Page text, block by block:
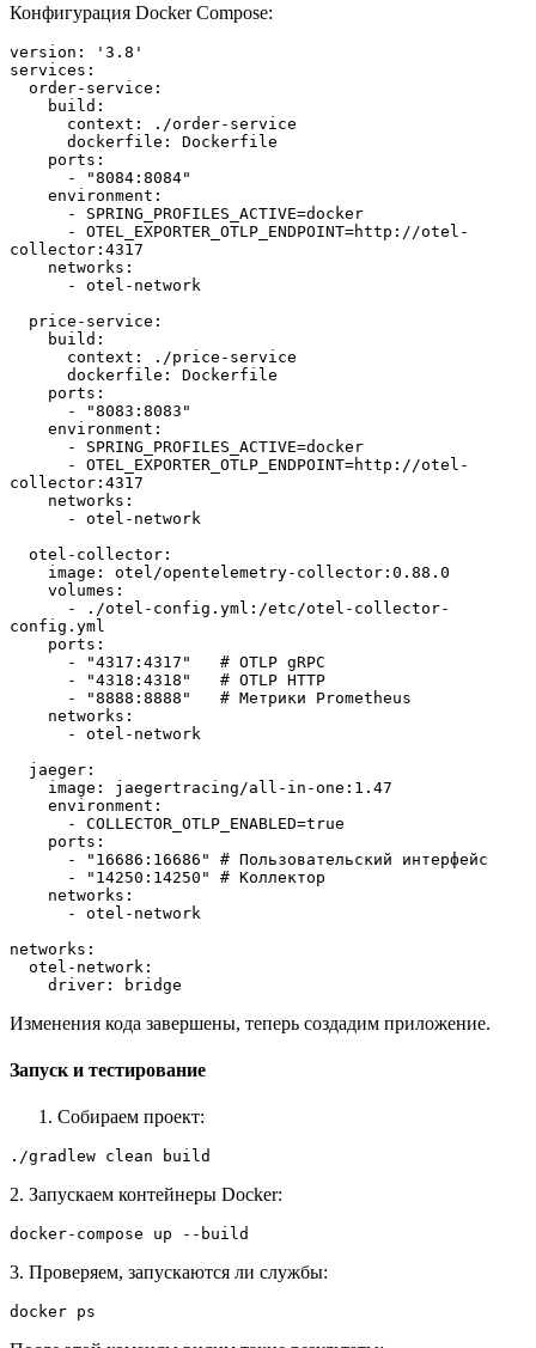
Конфигурация Docker Compose:
version: '3.8'
services:
  order-service:
    build:
      context: ./order-service
      dockerfile: Dockerfile
    ports:
      - "8084:8084"
    environment:
      - SPRING_PROFILES_ACTIVE=docker
collector:4317
    networks:
      - otel-network
  price-service:
    build:
      context: ./price-service
      dockerfile: Dockerfile
    ports:
      - "8083:8083"
    environment:
      - SPRING_PROFILES_ACTIVE=docker
collector:4317
    networks:
      - otel-network
  otel-collector:
    image: otel/opentelemetry-collector:0.88.0
    volumes:
config.yml
    ports:
      - "4317:4317"   # OTLP gRPC
      - "4318:4318"   # OTLP HTTP
      - "8888:8888"   # Метрики Prometheus
    networks:
      - otel-network
  jaeger:
    image: jaegertracing/all-in-one:1.47
    environment:
      - COLLECTOR_OTLP_ENABLED=true
    ports:
      - "16686:16686" # Пользовательский интерфейс
      - "14250:14250" # Коллектор
    networks:
      - otel-network
networks:
  otel-network:
    driver: bridge
Изменения кода завершены, теперь создадим приложение.
Запуск и тестирование
Собираем проект:
./gradlew clean build
2. Запускаем контейнеры Docker:
docker-compose up --build
3. Проверяем, запускаются ли службы:
docker ps